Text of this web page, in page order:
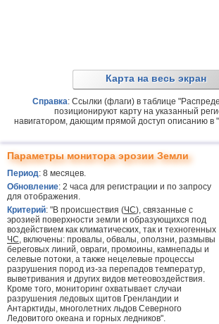
Карта на весь экран
Справка: Ссылки (флаги) в таблице
позиционируют карту на указанный
навигатором, дающим прямой доступ описанию в
Параметры монитора эрозии Земли
Период: 8 месяцев.
Обновление: 2 часа для регистрации и по запросу
для отображения.
Критерий: "В происшествия (ЧС), связанные с
эрозией поверхности земли и образующихся под
воздействием как климатических, так и техногенных
ЧС, включены: провалы, обвалы, оползни, размывы
береговых линий, овраги, промоины, камнепады и
селевые потоки, а также нецелевые процессы
разрушения пород из-за перепадов температур,
выветривания и других видов метеовоздействия.
Кроме того, мониторинг охватывает случаи
разрушения ледовых щитов Гренландии и
Антарктиды, многолетних льдов Северного
Ледовитого океана и горных ледников".